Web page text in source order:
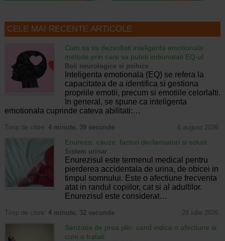
CELE MAI RECENTE ARTICOLE
Cum sa va dezvoltati inteligenta emotionala:
metode prin care va puteti imbunatati EQ-ul
Boli neurologice si psihice
Inteligenta emotionala (EQ) se refera la
capacitatea de a identifica si gestiona
propriile emotii, precum si emotiile celorlalti.
In general, se spune ca inteligenta
emotionala cuprinde cateva abilitati:…
Timp de citire: 4 minute, 39 secunde 6 august 2026
Enurezis: cauze, factori declansatori si solutii
Sistem urinar
Enurezisul este termenul medical pentru
pierderea accidentala de urina, de obicei in
timpul somnului. Este o afectiune frecventa
atat in randul copiilor, cat si al adultilor.
Enurezisul este considerat…
Timp de citire: 4 minute, 32 secunde 28 iulie 2026
Senzatia de prea plin: cand indica o afectiune si
cum o tratati